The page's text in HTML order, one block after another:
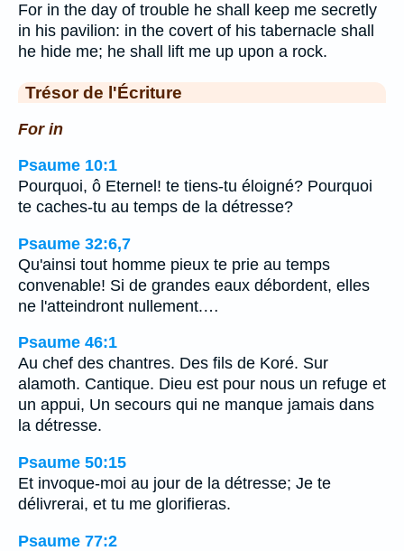
For in the day of trouble he shall keep me secretly
in his pavilion: in the covert of his tabernacle shall
he hide me; he shall lift me up upon a rock.
Trésor de l'Écriture
For in
Psaume 10:1
Pourquoi, ô Eternel! te tiens-tu éloigné? Pourquoi
te caches-tu au temps de la détresse?
Psaume 32:6,7
Qu'ainsi tout homme pieux te prie au temps
convenable! Si de grandes eaux débordent, elles
ne l'atteindront nullement.…
Psaume 46:1
Au chef des chantres. Des fils de Koré. Sur
alamoth. Cantique. Dieu est pour nous un refuge et
un appui, Un secours qui ne manque jamais dans
la détresse.
Psaume 50:15
Et invoque-moi au jour de la détresse; Je te
délivrerai, et tu me glorifieras.
Psaume 77:2